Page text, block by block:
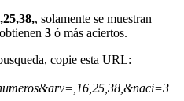
, solamente se muestran
3 ó más aciertos.
copie esta URL: